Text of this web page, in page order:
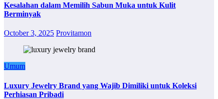
Kesalahan dalam Memilih Sabun Muka untuk Kulit
Berminyak
October 3, 2025 Provitamon
Umum
Luxury Jewelry Brand yang Wajib Dimiliki untuk Koleksi
Perhiasan Pribadi